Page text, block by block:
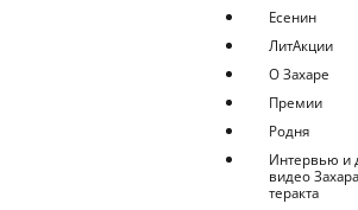
Есенин
ЛитАкции
О Захаре
Премии
Родня
Интервью и
видео
теракта